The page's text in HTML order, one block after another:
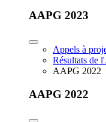
AAPG 2023
Appels à
Résultats de
AAPG 2022
AAPG 2022